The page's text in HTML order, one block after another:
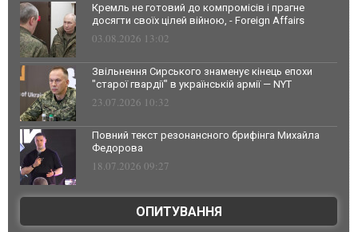
Кремль не готовий до компромісів і прагне
досягти своїх цілей війною, - Foreign Affairs
03.08.2026 13:02
Звільнення Сирського знаменує кінець епохи
"старої гвардії" в українській армії — NYT
23.07.2026 10:32
Повний текст резонансного брифінга Михайла
Федорова
18.07.2026 09:27
ОПИТУВАННЯ